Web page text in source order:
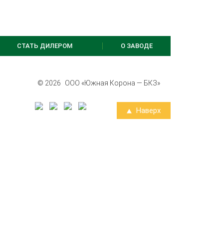
СТАТЬ ДИЛЕРОМ О ЗАВОДЕ
© 2026 ООО «Южная Корона — БКЗ»
Наверх